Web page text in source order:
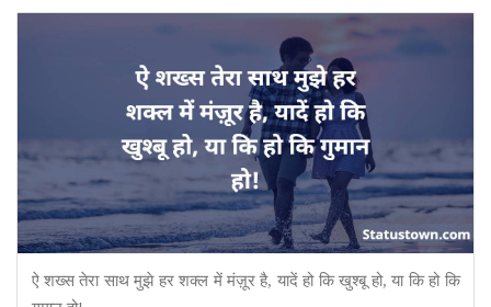
ऐ शख्स तेरा साथ मुझे हर शक्ल में मंज़ूर है, यादें हो कि खुश्बू हो, या कि हो कि